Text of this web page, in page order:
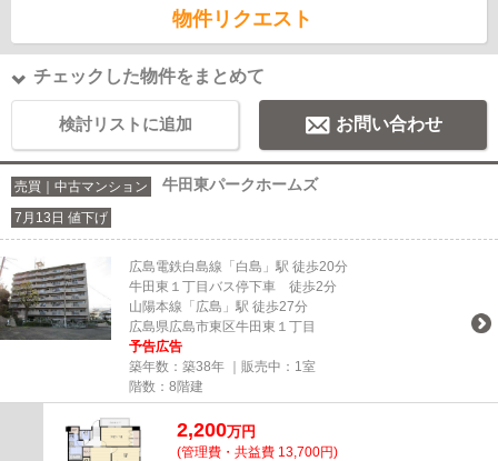
物件リクエスト
チェックした物件をまとめて
検討リストに追加 お問い合わせ
売買｜中古マンション 牛田東パークホームズ
7月13日 値下げ
広島電鉄白島線「白島」駅 徒歩20分
牛田東１丁目バス停下車 徒歩2分
山陽本線「広島」駅 徒歩27分
広島県広島市東区牛田東１丁目
予告広告
築年数：築38年 ｜販売中： 1室
階数：8階建
2,200万円
(管理費・共益費 13,700円)